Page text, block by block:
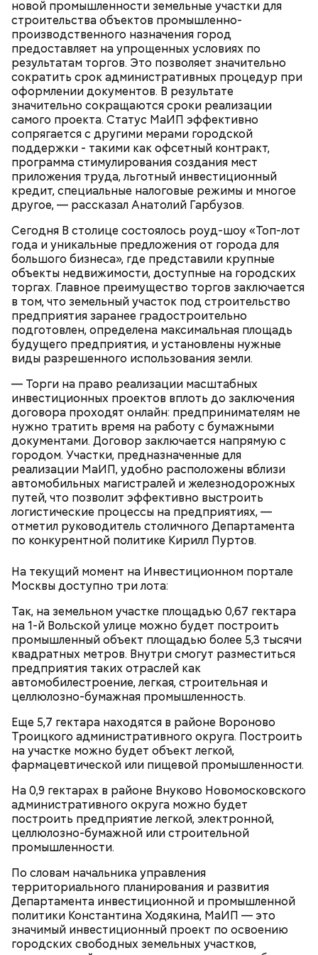
новой промышленности земельные участки для
строительства объектов промышленно-
производственного назначения город
предоставляет на упрощенных условиях по
результатам торгов. Это позволяет значительно
сократить срок административных процедур при
оформлении документов. В результате
значительно сокращаются сроки реализации
самого проекта. Статус МаИП эффективно
сопрягается с другими мерами городской
поддержки - такими как офсетный контракт,
программа стимулирования создания мест
приложения труда, льготный инвестиционный
кредит, специальные налоговые режимы и многое
другое, — рассказал Анатолий Гарбузов.
Сегодня В столице состоялось роуд-шоу «Топ-лот
года и уникальные предложения от города для
большого бизнеса», где представили крупные
объекты недвижимости, доступные на городских
торгах. Главное преимущество торгов заключается
в том, что земельный участок под строительство
предприятия заранее градостроительно
подготовлен, определена максимальная площадь
будущего предприятия, и установлены нужные
виды разрешенного использования земли.
— Торги на право реализации масштабных
инвестиционных проектов вплоть до заключения
договора проходят онлайн: предпринимателям не
нужно тратить время на работу с бумажными
документами. Договор заключается напрямую с
городом. Участки, предназначенные для
реализации МаИП, удобно расположены вблизи
автомобильных магистралей и железнодорожных
путей, что позволит эффективно выстроить
логистические процессы на предприятиях, —
отметил руководитель столичного Департамента
по конкурентной политике Кирилл Пуртов.
На текущий момент на Инвестиционном портале
Москвы доступно три лота:
Так, на земельном участке площадью 0,67 гектара
на 1-й Вольской улице можно будет построить
промышленный объект площадью более 5,3 тысячи
квадратных метров. Внутри смогут разместиться
предприятия таких отраслей как
автомобилестроение, легкая, строительная и
целлюлозно-бумажная промышленность.
Еще 5,7 гектара находятся в районе Вороново
Троицкого административного округа. Построить
на участке можно будет объект легкой,
фармацевтической или пищевой промышленности.
На 0,9 гектарах в районе Внуково Новомосковского
административного округа можно будет
построить предприятие легкой, электронной,
целлюлозно-бумажной или строительной
промышленности.
По словам начальника управления
территориального планирования и развития
Департамента инвестиционной и промышленной
политики Константина Ходякина, МаИП — это
значимый инвестиционный проект по освоению
городских свободных земельных участков,
На главной странице сайтаkarta.mos.ruможно
В разделе «Каталог» представлены все
сортировку по типам льготы, интересующим
товарам и услугам, брендам, станциям метро и
другим.
Также существует раздел «Стать партнером»,
который будет полезен представителям бизнеса. В
нем можно найти информацию о том, какие
преимущества дает предпринимателям участие в
программе лояльности. Там же можно заполнить и
отправить заявку на присоединение к ней.
Кто может получить карту москвича
Маршрут зеленого кольца проходит через:
Ботанический сад РАН;
ВДНХ;
Лосиный Остров;
Измайловский парк;
Кемеровский лесопарк;
Парк Кузьминки;
Парк 850-летия Москвы;
Братеевскую пойму;
Борисовские пруды;
Царицыно;
Битцевский лес;
Парк победы;
Долину реки Сетунь;
Парк Покровское-Стрешнево;
Тимирязевский парк.
Карта маршрута
Фото: Пресс-служба ЦОДД
Обеспечение комфорта и
безопасности
В Большом Гнездниковском переулке Мастер
впервые увидел Маргариту с букетом мимоз в
руках. Именно здесь в доме № 10, где было
Михаил Булгаков. Кстати, этот дом упоминается в
сборнике писателя «Дьяволиада» и очерке «Сорок
сороков».
Исследователи считают, что в Большом
Гнездниковском переулке Михаил Булгаков
третьей женой и хранительницей литературного
наследия писателя. Они познакомились в доме №
влюбились друг в друга, несмотря на то, что оба на
тот момент состояли в браке.
Дом Грибоедова
В романе «Мастер и Маргарита» объединение
литераторов МАССОЛИТ, которое возглавлял
Михаил Берлиоз, находится в двухэтажном
старинном доме. Прообразом стал Дом Герцена на
Тверском бульваре, 25. В 1920-х годах здесь было
несколько литературных организаций —
Российская ассоциация пролетарских писателей и
Московская ассоциация пролетарских писателей.
Сегодня здесь располагается Литературный
институт имени Максима Горького.